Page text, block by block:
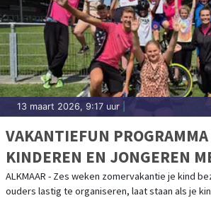
13 maart 2026, 9:17 uur
VAKANTIEFUN PROGRAMMA
KINDEREN EN JONGEREN
INDICATIE
ALKMAAR - Zes weken zomervakantie je kind
ouders lastig te organiseren, laat staan als je